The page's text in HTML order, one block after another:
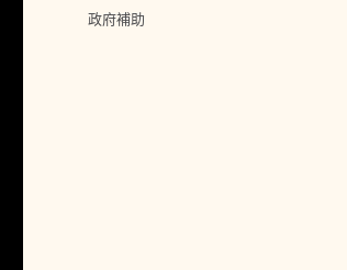
期:
類
標
政府補助